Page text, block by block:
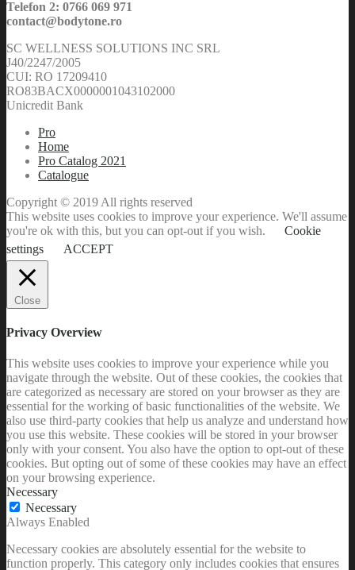
Telefon 2: 0766 069 971
contact@bodytone.ro
SC WELLNESS SOLUTIONS INC SRL
J40/2247/2005
CUI: RO 17209410
RO83BACX0000001043102000
Unicredit Bank
Pro
Home
Pro Catalog 2021
Catalogue
Copyright © 2019 All rights reserved
This website uses cookies to improve your experience. We'll assume
you're ok with this, but you can opt-out if you wish.
Cookie
settings
ACCEPT
Close
Privacy Overview
This website uses cookies to improve your experience while you
navigate through the website. Out of these cookies, the cookies that
are categorized as necessary are stored on your browser as they are
essential for the working of basic functionalities of the website. We
also use third-party cookies that help us analyze and understand how
you use this website. These cookies will be stored in your browser
only with your consent. You also have the option to opt-out of these
cookies. But opting out of some of these cookies may have an effect
on your browsing experience.
Necessary
Necessary
Always Enabled
Necessary cookies are absolutely essential for the website to
function properly. This category only includes cookies that ensures